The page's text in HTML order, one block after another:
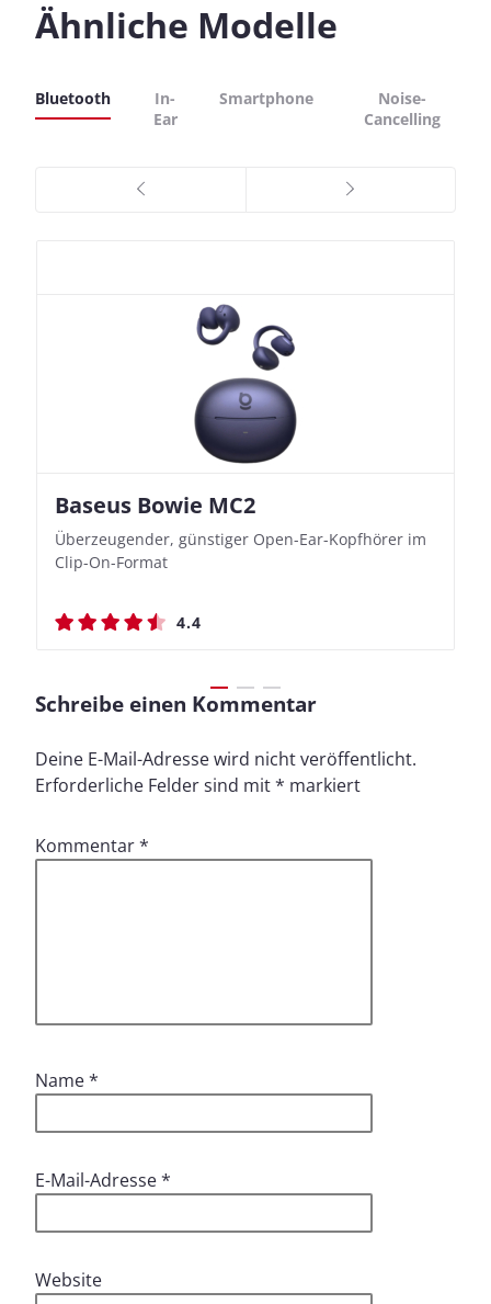
Ähnliche Modelle
Bluetooth
In-
Ear
Smartphone
Noise-
Cancelling
Baseus Bowie MC2
Überzeugender, günstiger Open-Ear-Kopfhörer im
Clip-On-Format
4.4
Nothing Ear (3a)
Bassbetonte True Wireless In-Ears mit cleveren
Aufnahmefunktionen
4.4
JBL Live 780NC
Stylischer Over-Ear mit sattem Klang und
beeindruckender Ausdauer
4.5
JBL Live 780NC
Stylischer Over-Ear mit sattem Klang und
beeindruckender Ausdauer
4.5
Schreibe einen Kommentar
Deine E-Mail-Adresse wird nicht veröffentlicht.
Erforderliche Felder sind mit* markiert
Kommentar*
Name*
E-Mail-Adresse*
Website